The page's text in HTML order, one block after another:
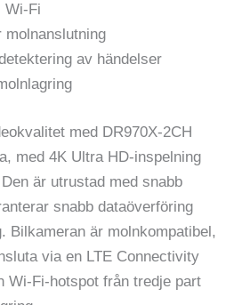
Wi-Fi
molnanslutning
av händelser
med DR970X-2CH
med 4K Ultra HD-inspelning
är utrustad med snabb
snabb dataöverföring
Bilkameran är molnkompatibel,
via en LTE Connectivity
Wi-Fi-hotspot från tredje part